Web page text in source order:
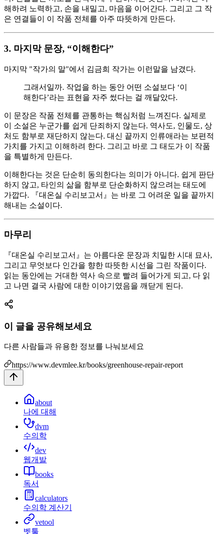
해하려 노력하고, 손을 내밀고, 마음을 이어간다. 그리고 그 작
은 연결들이 이 작품 전체를 아주 따뜻하게 만든다.
3. 마지막 문장, “이해한다”
마지막 "작가의 말"에서 김금희 작가는 이런말을 남겼다.
그래서일까. 작업을 하는 동안 어떤 소설보다 ‘이
해한다’라는 표현을 자주 썼다는 걸 깨달았다.
이 문장은 작품 전체를 관통하는 핵심처럼 느껴진다. 실제로
이 소설은 누군가를 쉽게 단죄하지 않는다. 역사도, 인물도, 상
처도 함부로 재단하지 않는다. 대신 끝까지 인류애라는 보편적
가치를 가지고 이해하려 한다. 그리고 바로 그 태도가 이 작품
을 특별하게 만든다.
이해한다는 것은 단순히 동의한다는 의미가 아니다. 쉽게 판단
하지 않고, 타인의 삶을 함부로 단순화하지 않으려는 태도에
가깝다. 『대온실 수리보고서』는 바로 그 어려운 일을 끝까지
해내는 소설이다.
마무리
『대온실 수리보고서』는 아름다운 문장과 치밀한 시대 묘사,
그리고 무엇보다 인간을 향한 따뜻한 시선을 그린 작품이다.
읽는 동안에는 거대한 역사 속으로 빨려 들어가게 되고, 다 읽
고 나면 결국 사람에 대한 이야기였음을 깨닫게 된다.
이 글을 공유해보세요
다른 사람들과 유용한 정보를 나눠보세요
https://www.devmlee.kr/books/greenhouse-repair-report
about
나에 대해
dvm
수의학
dev
웹개발
books
독서
calculators
수의학 계산기
vetool
벳툴